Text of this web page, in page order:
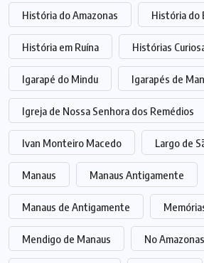
História do Amazonas História do
História em Ruína Histórias
Igarapé do Mindu Igarapés de
Igreja de Nossa Senhora dos Remédios
Ivan Monteiro Macedo Largo de
Manaus Manaus Antigamente
Manaus de Antigamente
Mendigo de Manaus No